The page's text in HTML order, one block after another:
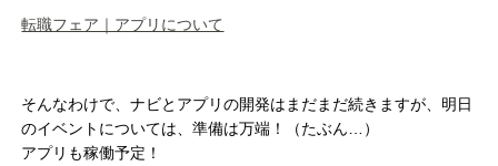
転職フェア｜アプリについて
そんなわけで、ナビとアプリの開発はまだまだ続きますが、明日
のイベントについては、準備は万端！（たぶん…）
アプリも稼働予定！